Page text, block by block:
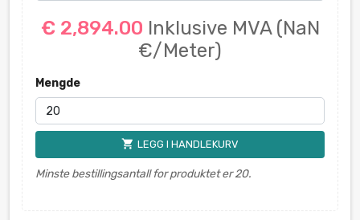
€ 2,894.00 Inklusive MVA (NaN
€/Meter)
Mengde
shopping_cart LEGG I HANDLEKURV
Minste bestillingsantall for produktet er 20.